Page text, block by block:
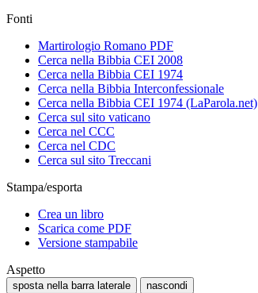
Fonti
Martirologio Romano PDF
Cerca nella Bibbia CEI 2008
Cerca nella Bibbia CEI 1974
Cerca nella Bibbia Interconfessionale
Cerca nella Bibbia CEI 1974 (LaParola.net)
Cerca sul sito vaticano
Cerca nel CCC
Cerca nel CDC
Cerca sul sito Treccani
Stampa/esporta
Crea un libro
Scarica come PDF
Versione stampabile
Aspetto
sposta nella barra laterale nascondi